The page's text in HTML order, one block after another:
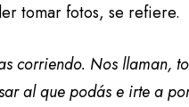
tomar fotos, se refiere.
corriendo. Nos llaman,
al que podás e irte a